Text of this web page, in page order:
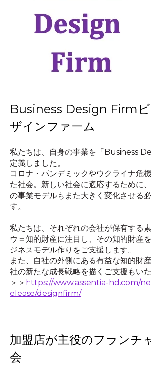
Business Design Firm
ザインファーム
私たちは、自身の事業を「Business
定義しました。
コロナ・パンデミックやウクライナ危
た社会。新しい社会に適応するために
の事業モデルもまた大きく変化させる
す。
私たちは、それぞれの会社が保有する
ウ＝知的財産に注目し、その知的財産
ジネスモデル作りをご支援します。
また、自社の外側にある有益な知的財
社の新たな成長戦略を描くご支援もいた
＞＞ https://www.assentia-hd.com/
elease/designfirm/
加盟店が主役のフランチ
会